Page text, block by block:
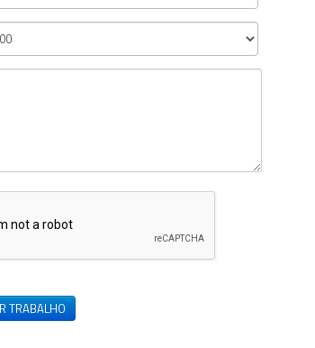
SOLICITAR TRABALHO